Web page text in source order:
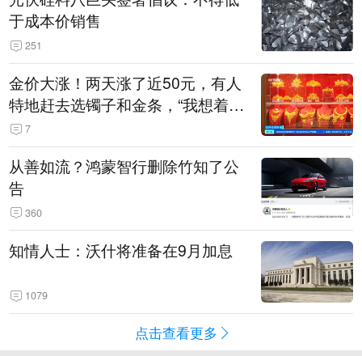
于成本价销售
251
金价大涨！两天涨了近50元，有人
特地赶去选镯子和金条，“我想着买
起来可以保值，小批量进一些货”
7
从善如流？鸿蒙智行删除竹知了公
告
360
知情人士：沃什将准备在9月加息
1079
点击查看更多